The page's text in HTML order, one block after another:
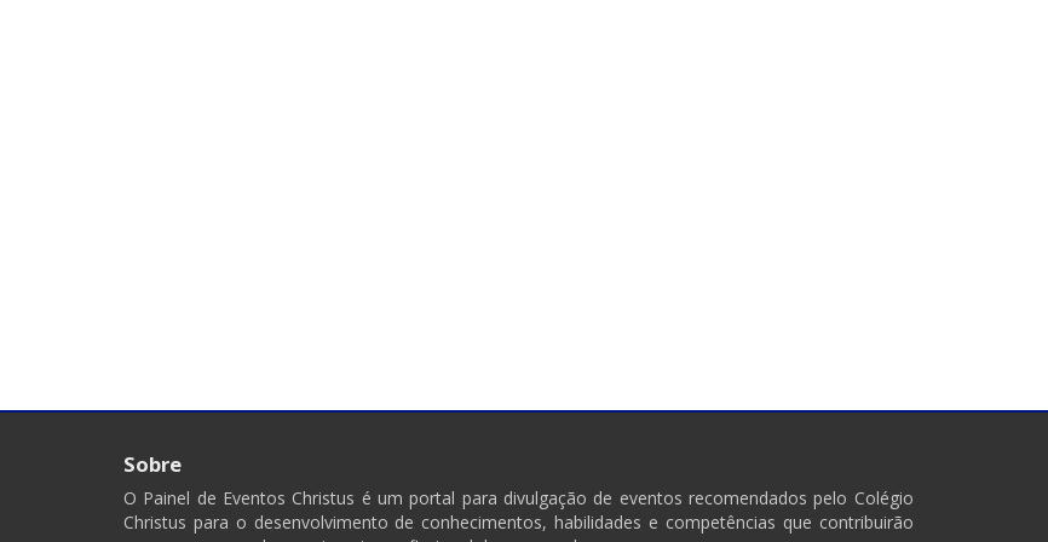
Sobre
O Painel de Eventos Christus é um portal para divulgação de eventos recomendados pelo Colégio
Christus para o desenvolvimento de conhecimentos, habilidades e competências que contribuirão